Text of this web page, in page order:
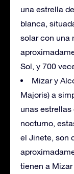
una estrella
blanca,
solar con una
Sol, y 700
Mizar y
Majoris) a
unas
nocturno,
el Jinete, son
tienen a